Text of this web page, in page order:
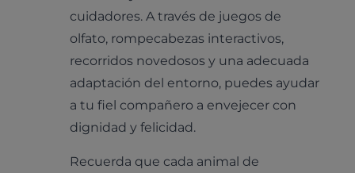
cuidadores. A través de juegos de
olfato, rompecabezas interactivos,
recorridos novedosos y una adecuada
adaptación del entorno, puedes ayudar
a tu fiel compañero a envejecer con
dignidad y felicidad.
Recuerda que cada animal de